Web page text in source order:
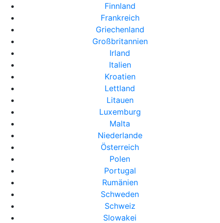
Finnland
Frankreich
Griechenland
Großbritannien
Irland
Italien
Kroatien
Lettland
Litauen
Luxemburg
Malta
Niederlande
Österreich
Polen
Portugal
Rumänien
Schweden
Schweiz
Slowakei